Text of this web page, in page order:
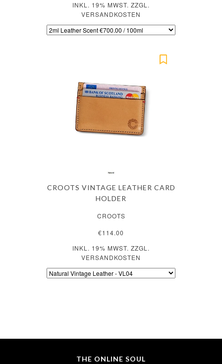
INKL. 19% MWST. ZZGL.
VERSANDKOSTEN
CROOTS VINTAGE LEATHER CARD
HOLDER
CROOTS
€114.00
INKL. 19% MWST. ZZGL.
VERSANDKOSTEN
THE ONLINE SOUL